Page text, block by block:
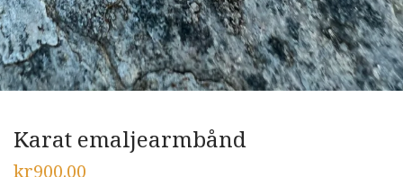
Karat emaljearmbånd
kr900.00